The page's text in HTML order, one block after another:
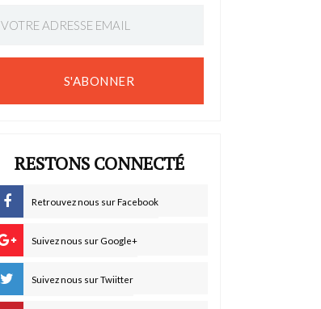
S'ABONNER
RESTONS CONNECTÉ
Retrouvez nous sur Facebook
Suivez nous sur Google+
Suivez nous sur Twiitter